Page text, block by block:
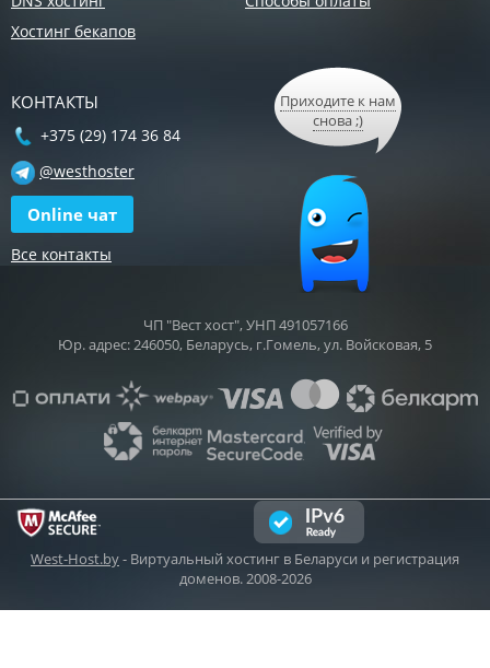
Хостинг бекапов
КОНТАКТЫ
+375 (29) 174 36 84
@westhoster
Online чат
Все контакты
Приходите к нам
снова ;)
ЧП "Вест хост", УНП 491057166
Юр. адрес: 246050, Беларусь, г.Гомель, ул. Войсковая, 5
West-Host.by- Виртуальный хостинг в Беларуси и регистрация
доменов. 2008-2026